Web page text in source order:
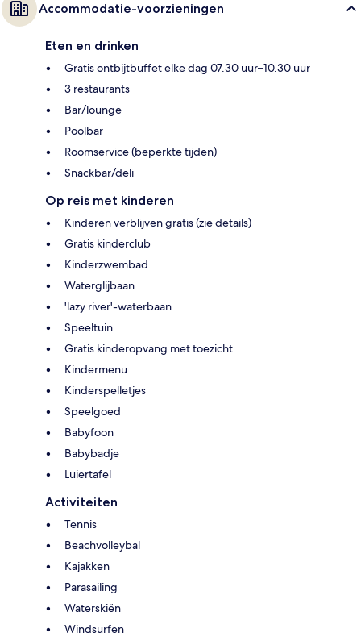
Accommodatie-voorzieningen
Eten en drinken
Gratis ontbijtbuffet elke dag 07.30 uur–10.30 uur
3 restaurants
Bar/lounge
Poolbar
Roomservice (beperkte tijden)
Snackbar/deli
Op reis met kinderen
Kinderen verblijven gratis (zie details)
Gratis kinderclub
Kinderzwembad
Waterglijbaan
'lazy river'-waterbaan
Speeltuin
Gratis kinderopvang met toezicht
Kindermenu
Kinderspelletjes
Speelgoed
Babyfoon
Babybadje
Luiertafel
Activiteiten
Tennis
Beachvolleybal
Kajakken
Parasailing
Waterskiën
Windsurfen